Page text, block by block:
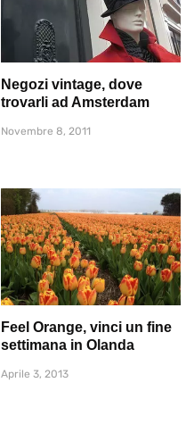
Negozi vintage, dove
trovarli ad Amsterdam
Novembre 8, 2011
Feel Orange, vinci un fine
settimana in Olanda
Aprile 3, 2013